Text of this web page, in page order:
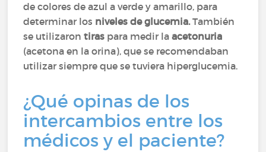
de colores de azul a verde y amarillo, para
determinar los niveles de glucemia.También
se utilizarontiras para medir laacetonuria
(acetona en la orina), que se recomendaban
utilizar siempre que se tuviera hiperglucemia.
¿Qué opinas de los
intercambios entre los
médicos y el paciente?